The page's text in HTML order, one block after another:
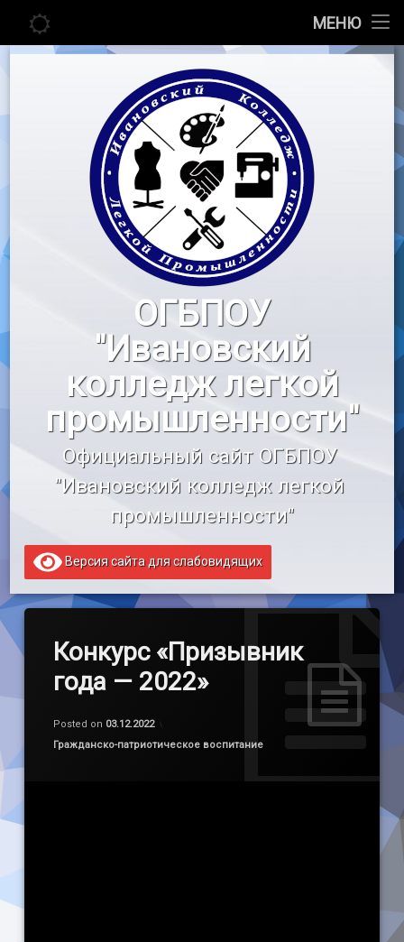
МЕНЮ
Главная
Педагогу
Воспитательная работа
«Профессионалы»
«Профессионалитет»
Образовательный кредит
Перейти
ОГБПОУ
"Ивановский
колледж легкой
промышленности"
Официальный сайт ОГБПОУ
"Ивановский колледж легкой
промышленности"
Версия сайта для слабовидящих
Конкурс «Призывник
года — 2022»
Posted on 03.12.2022
Категории:
Гражданско-патриотическое воспитание